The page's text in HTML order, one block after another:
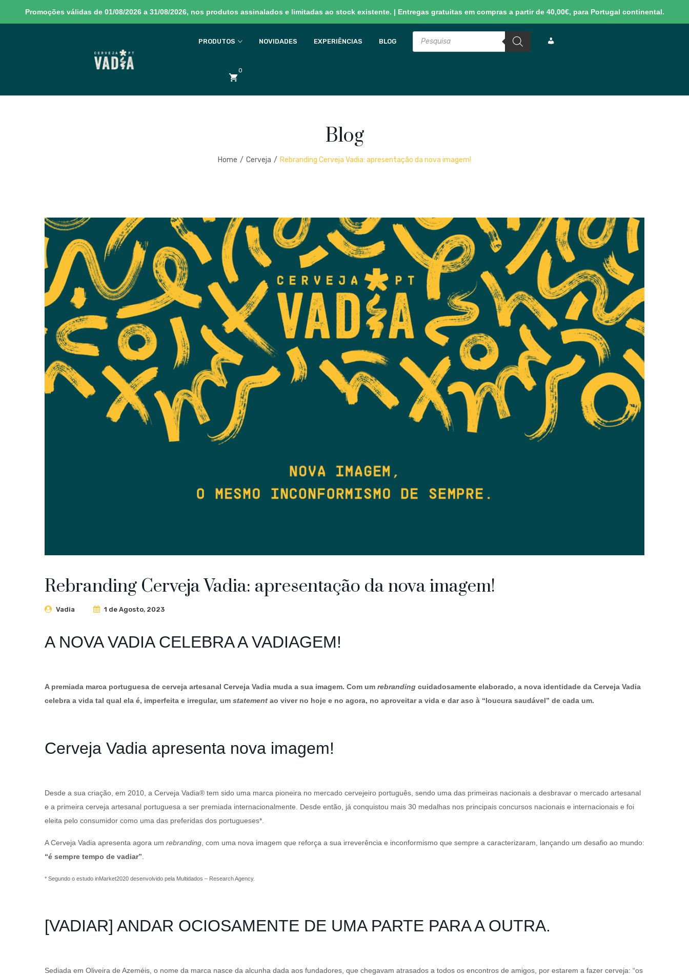
Promoções válidas de 01/08/2026 a 31/08/2026, nos produtos assinalados e limitadas ao stock existente. | Entregas gratuitas em compras a partir de 40,00€, para Portugal continental.
PRODUTOS NOVIDADES EXPERIÊNCIAS BLOG
Products
search
C
N
T
0
Blog
Home / Cerveja / Rebranding Cerveja Vadia: apresentação da nova imagem!
Rebranding Cerveja Vadia: apresentação da nova imagem!
Vadia 1 de Agosto, 2023
A NOVA VADIA CELEBRA A VADIAGEM!
A premiada marca portuguesa de cerveja artesanal Cerveja Vadia muda a sua imagem. Com um rebranding cuidadosamente elaborado, a nova identidade da Cerveja Vadia
celebra a vida tal qual ela é, imperfeita e irregular, um statement ao viver no hoje e no agora, no aproveitar a vida e dar aso à “loucura saudável” de cada um.
Cerveja Vadia apresenta nova imagem!
Desde a sua criação, em 2010, a Cerveja Vadia® tem sido uma marca pioneira no mercado cervejeiro português, sendo uma das primeiras nacionais a desbravar o mercado artesanal
e a primeira cerveja artesanal portuguesa a ser premiada internacionalmente. Desde então, já conquistou mais 30 medalhas nos principais concursos nacionais e internacionais e foi
eleita pelo consumidor como uma das preferidas dos portugueses*.
A Cerveja Vadia apresenta agora um rebranding , com uma nova imagem que reforça a sua irreverência e inconformismo que sempre a caracterizaram, lançando um desafio ao mundo:
“é sempre tempo de vadiar”
* Segundo o estudo inMarket2020 desenvolvido pela Multidados – Research Agency.
[VADIAR] ANDAR OCIOSAMENTE DE UMA PARTE PARA A OUTRA.
Sediada em Oliveira de Azeméis, o nome da marca nasce da alcunha dada aos fundadores, que chegavam atrasados a todos os encontros de amigos, por estarem a fazer cerveja: “os